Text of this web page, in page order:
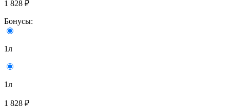
1 828 ₽
Бонусы:
1л
1л
1 828 ₽